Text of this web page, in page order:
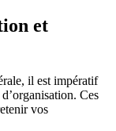
et
il est impératif
d’organisation. Ces
vos